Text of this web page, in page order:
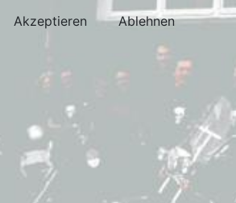
Akzeptieren
Ablehnen